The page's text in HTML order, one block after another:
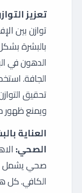
تعزيز
توازن بين
بالبشرة
الدهون في
الجافة.
تحقيق
ويمنع
العناية
الصحي:
صحي يشمل
الكافي. كل